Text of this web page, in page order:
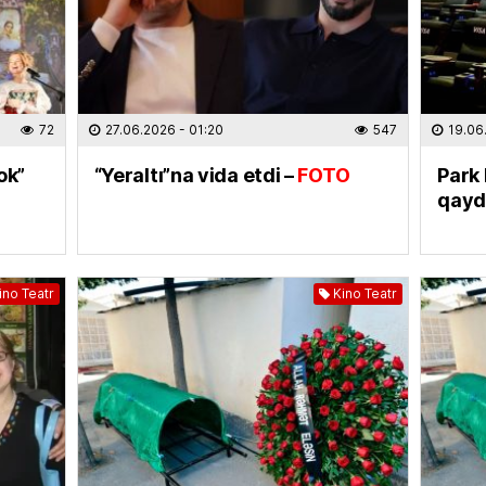
detal
kimliyi
etdi –
Repçi
İDDİA
72 27.06.2026 - 01:20 547
“Yeraltı”na vida etdi –FOTO
Teatr Kino Teatr